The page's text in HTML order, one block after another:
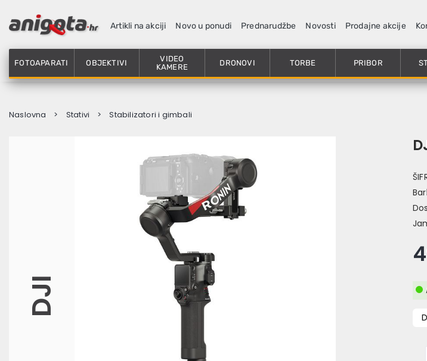
Artikli na akciji Novo u ponudi Prednarudžbe Novosti Prodajne akcije
FOTOAPARATI OBJEKTIVI
VIDEO
KAMERE
DRONOVI TORBE PRIBOR
Naslovna Stativi Stabilizatori i gimbali
DJI